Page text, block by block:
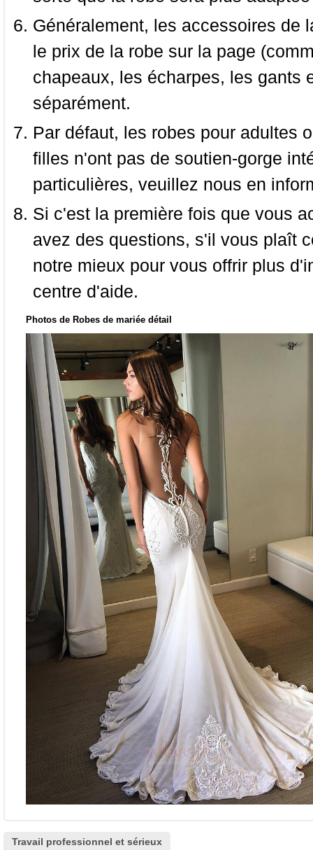
Généralement, les accessoires de
le prix de la robe sur la page
chapeaux, les écharpes, les gants
séparément.
Par défaut, les robes pour adultes
filles n'ont pas de soutien-gorge
particulières, veuillez nous en
Si c'est la première fois que vous
avez des questions, s'il vous plaît
notre mieux pour vous offrir plus
centre d'aide.
Photos de Robes de mariée détail
Travail professionnel et sérieux